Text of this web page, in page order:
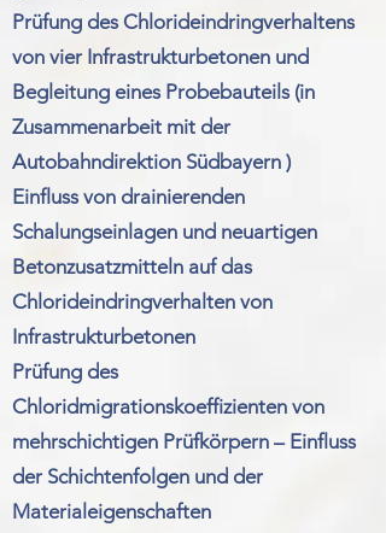
Prüfung des Chlorideindringverhaltens
von vier Infrastrukturbetonen und
Begleitung eines Probebauteils (in
Zusammenarbeit mit der
Autobahndirektion Südbayern )
Einfluss von drainierenden
Schalungseinlagen und neuartigen
Betonzusatzmitteln auf das
Chlorideindringverhalten von
Infrastrukturbetonen
Prüfung des
Chloridmigrationskoeffizienten von
mehrschichtigen Prüfkörpern – Einfluss
der Schichtenfolgen und der
Materialeigenschaften